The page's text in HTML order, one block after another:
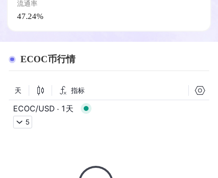
流通率
47.24%
ECOC币行情